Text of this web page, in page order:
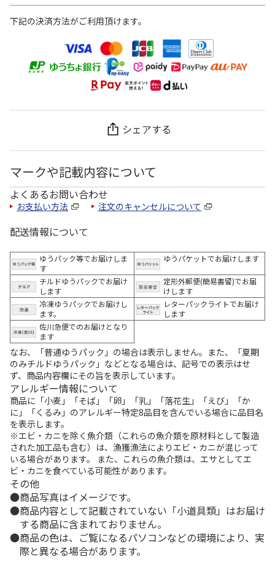
下記の決済方法がご利用頂けます。
シェアする
マークや記載内容について
よくあるお問い合わせ
お支払い方法 注文のキャンセルについて
配送情報について
ゆうパック等でお届けしま
す
ゆうパケットでお届けします
チルドゆうパックでお届け
します
定形外郵便(簡易書留)でお届
けします
冷凍ゆうパックでお届けし
ます。
レターパックライトでお届け
します
佐川急便でのお届けとなり
ます
なお、「普通ゆうパック」の場合は表示しません。また、「夏期
のみチルドゆうパック」などとなる場合は、記号での表示はせ
ず、商品内容欄にその旨を表示しています。
アレルギー情報について
商品に「小麦」「そば」「卵」「乳」「落花生」「えび」「か
に」「くるみ」のアレルギー特定8品目を含んでいる場合に品目名
を表示します。
※エビ・カニを除く魚介類（これらの魚介類を原材料として製造
された加工品も含む）は、漁獲漁法によりエビ・カニが混じって
いる場合があります。 また、これらの魚介類は、エサとしてエ
ビ・カニを食べている可能性があります。
その他
商品写真はイメージです。
商品内容として記載されていない「小道具類」はお届け
する商品に含まれておりません。
商品の色は、ご覧になるパソコンなどの環境により、実
際と異なる場合があります。